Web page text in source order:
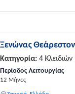
Ξενώνας Θεάρεστον
Κατηγορία: 4 Κλειδιών
Περίοδος Λειτουργίας
12 Μήνες